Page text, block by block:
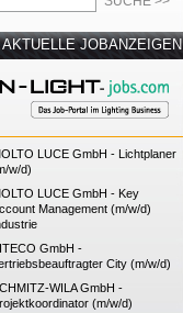
AKTUELLE JOBANZEIGEN
LUCE GmbH - Lichtplaner
w/d)
LUCE GmbH - Key
Management (m/w/d)
GmbH -
City (m/w/d)
WILA GmbH -
(m/w/d)